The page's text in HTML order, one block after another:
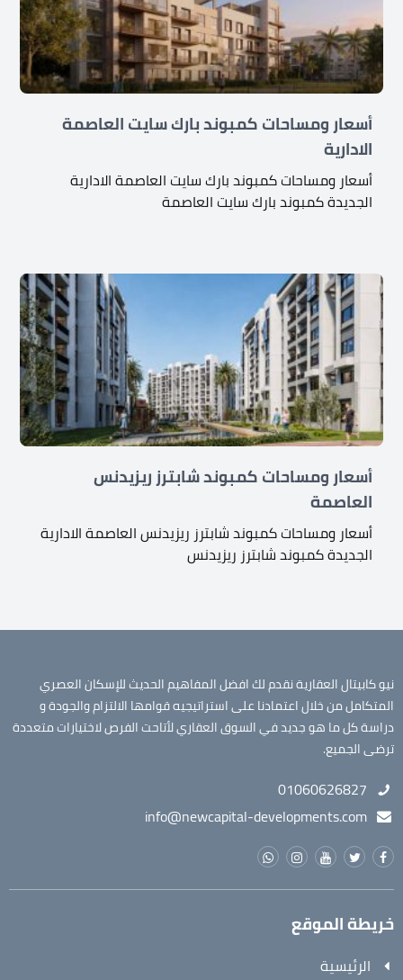
أسعار ومساحات كمبوند بارك سايت العاصمة
الادارية
أسعار ومساحات كمبوند بارك سايت العاصمة الادارية
الجديدة كمبوند بارك سايت العاصمة
أسعار ومساحات كمبوند شابترز ريزيدنس
العاصمة
أسعار ومساحات كمبوند شابترز ريزيدنس العاصمة الادارية
الجديدة كمبوند شابترز ريزيدنس
نيو كابيتال العقارية نقدم لك افضل المفاهيم الحديث للإسكان العصري
المتكامل من خلال اعتمادنا على استراتيجيه قوامها الالتزام والجودة و
دراسة كل ما هو جديد في السوق العقاري لأتاحت الفرص لاختيارات متعددة
ترضى الجميع.
01060626827
info@newcapital-developments.com
خريطة الموقع
الرئيسية